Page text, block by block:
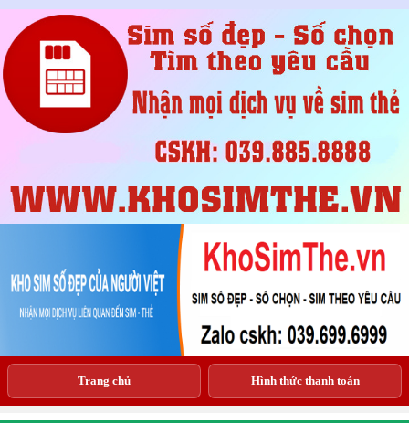
Trang chủ Hình thức thanh toán